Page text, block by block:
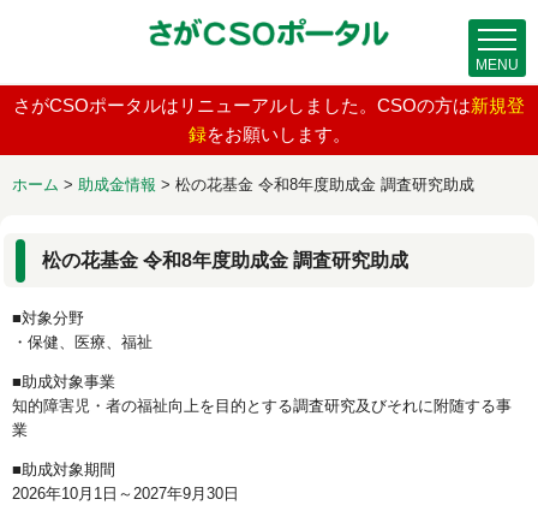
さがCSOポータルはリニューアルしました。CSOの方は新規登
録をお願いします。
ホーム > 助成金情報 > 松の花基金 令和8年度助成金 調査研究助成
松の花基金 令和8年度助成金 調査研究助成
■対象分野
・保健、医療、福祉
■助成対象事業
知的障害児・者の福祉向上を目的とする調査研究及びそれに附随する事
業
■助成対象期間
2026年10月1日～2027年9月30日
MENU